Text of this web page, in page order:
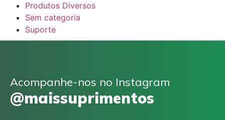
Produtos Diversos
Sem categoria
Suporte
Acompanhe-nos no Instagram
@maissuprimentos